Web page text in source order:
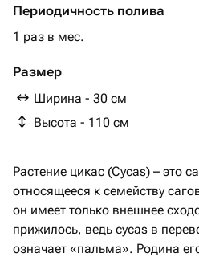
Периодичность полива
1 раз в мес.
Размер
Ширина - 30 см
Высота - 110 см
Растение цикас (Cycas) – это
относящееся к семейству
он имеет только внешнее
прижилось, ведь сycas в
означает «пальма». Родина